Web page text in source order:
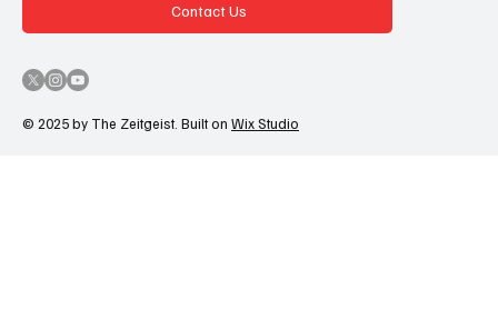
© 2025 by The Zeitgeist. Built on Wix Studio
Contact Us